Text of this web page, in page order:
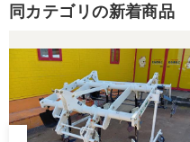
同カテゴリの新着商品